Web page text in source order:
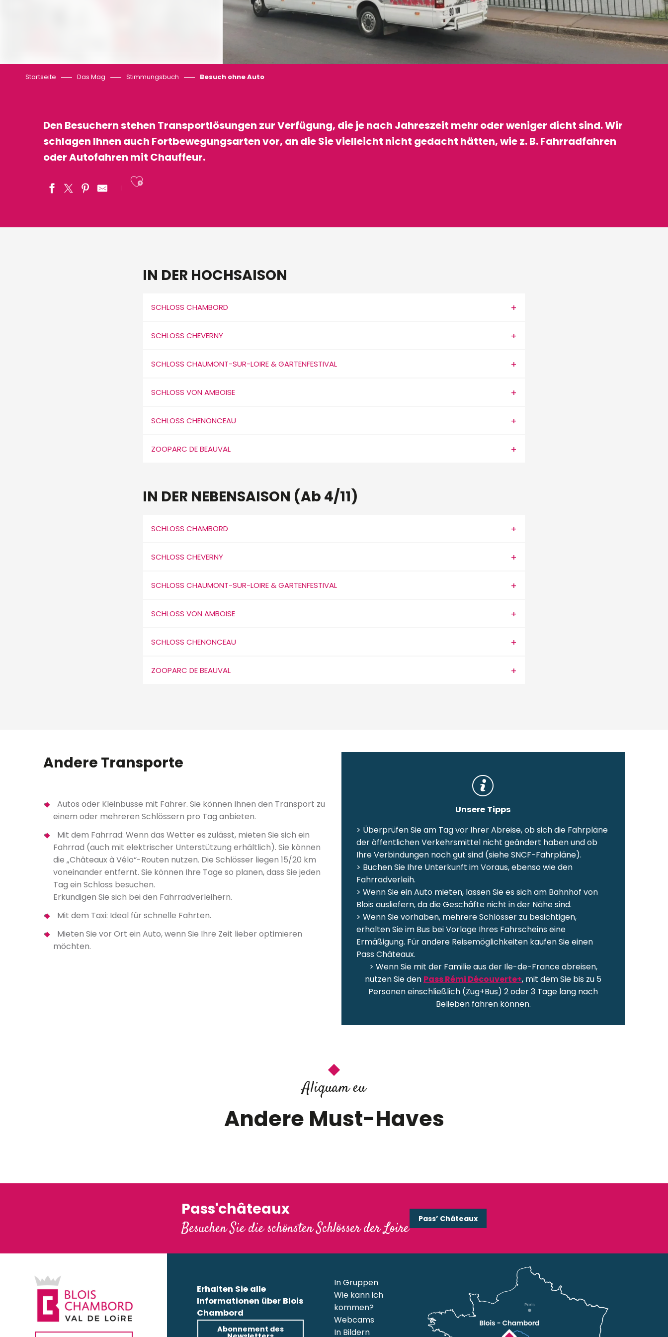
Startseite Das Mag Stimmungsbuch Besuch ohne Auto
Den Besuchern stehen Transportlösungen zur Verfügung, die je nach Jahreszeit mehr oder weniger dicht sind. Wir
schlagen Ihnen auch Fortbewegungsarten vor, an die Sie vielleicht nicht gedacht hätten, wie z. B. Fahrradfahren
oder Autofahren mit Chauffeur.
Ajouter aux favoris
IN DER HOCHSAISON
SCHLOSS CHAMBORD
SCHLOSS CHEVERNY
SCHLOSS CHAUMONT-SUR-LOIRE & GARTENFESTIVAL
SCHLOSS VON AMBOISE
SCHLOSS CHENONCEAU
ZOOPARC DE BEAUVAL
IN DER NEBENSAISON (Ab 4/11)
SCHLOSS CHAMBORD
SCHLOSS CHEVERNY
SCHLOSS CHAUMONT-SUR-LOIRE & GARTENFESTIVAL
SCHLOSS VON AMBOISE
SCHLOSS CHENONCEAU
ZOOPARC DE BEAUVAL
Andere Transporte
Autos oder Kleinbusse mit Fahrer. Sie können Ihnen den Transport zu
einem oder mehreren Schlössern pro Tag anbieten.
Mit dem Fahrrad: Wenn das Wetter es zulässt, mieten Sie sich ein
Fahrrad (auch mit elektrischer Unterstützung erhältlich). Sie können
die „Châteaux à Vélo“-Routen nutzen. Die Schlösser liegen 15/20 km
voneinander entfernt. Sie können Ihre Tage so planen, dass Sie jeden
Tag ein Schloss besuchen.
Erkundigen Sie sich bei den Fahrradverleihern.
Mit dem Taxi: Ideal für schnelle Fahrten.
Mieten Sie vor Ort ein Auto, wenn Sie Ihre Zeit lieber optimieren
möchten.
Unsere Tipps
> Überprüfen Sie am Tag vor Ihrer Abreise, ob sich die Fahrpläne
der öffentlichen Verkehrsmittel nicht geändert haben und ob
Ihre Verbindungen noch gut sind (siehe SNCF-Fahrpläne).
> Buchen Sie Ihre Unterkunft im Voraus, ebenso wie den
Fahrradverleih.
> Wenn Sie ein Auto mieten, lassen Sie es sich am Bahnhof von
Blois ausliefern, da die Geschäfte nicht in der Nähe sind.
> Wenn Sie vorhaben, mehrere Schlösser zu besichtigen,
erhalten Sie im Bus bei Vorlage Ihres Fahrscheins eine
Ermäßigung. Für andere Reisemöglichkeiten kaufen Sie einen
Pass Châteaux.
> Wenn Sie mit der Familie aus der Ile-de-France abreisen,
nutzen Sie den Pass Rémi Découverte+, mit dem Sie bis zu 5
Personen einschließlich (Zug+Bus) 2 oder 3 Tage lang nach
Belieben fahren können.
Aliquam eu
Andere Must-Haves
Pass'châteaux
Besuchen Sie die schönsten Schlösser der Loire
Pass’ Châteaux
Erhalten Sie alle
Informationen über Blois
Chambord
Abonnement des
In Gruppen
Wie kann ich
kommen?
Webcams
In Bildern